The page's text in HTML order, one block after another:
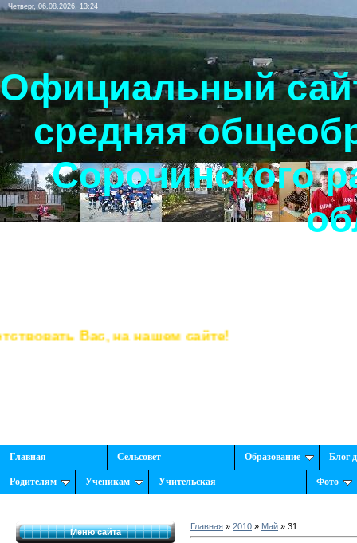
Четверг, 06.08.2026, 13:24
Официальный
средняя
Сорочинского
Вас, на нашем сайте!
Главная Сельсовет Образование Блог
Родителям Ученикам Учительская Фото
Меню сайта
Главная » 2010 » Май » 31